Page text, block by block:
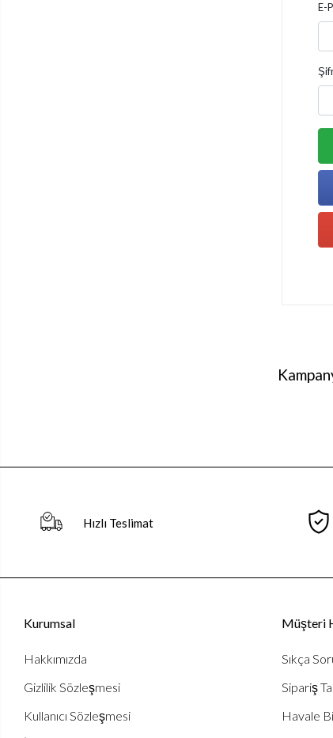
E-
Hızlı Teslimat
Kurumsal
Hakkımızda
Gizlilik Sözleşmesi
Kullanıcı Sözleşmesi
Müşteri
Sıkça
Sipariş
Havale